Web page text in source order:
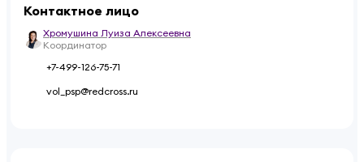
Контактное лицо
Хромушина Луиза Алексеевна
Координатор
+7-499-126-75-71
vol_psp@redcross.ru